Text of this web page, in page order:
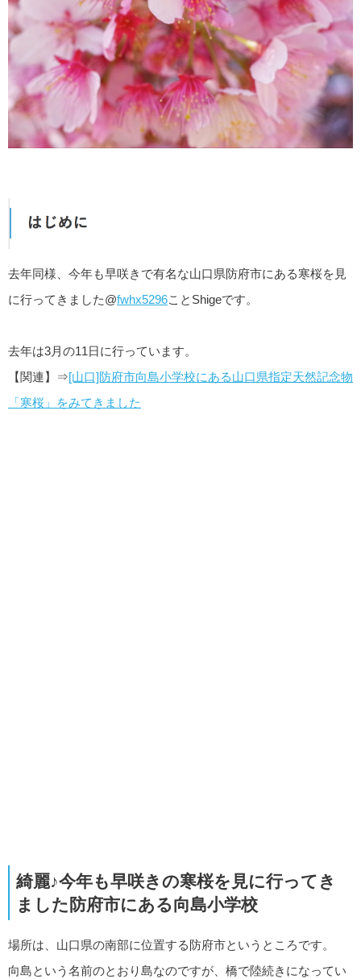
去年同様、今年も早咲きで有名な山口県防府市にある寒桜を見
に行ってきました@fwhx5296ことShigeです。
去年は3月の11日に行っています。
【関連】⇒[山口]防府市向島小学校にある山口県指定天然記念物
「寒桜」をみてきました
綺麗♪今年も早咲きの寒桜を見に行ってき
ました防府市にある向島小学校
場所は、山口県の南部に位置する防府市というところです。
向島という名前のとおり島なのですが、橋で陸続きになってい